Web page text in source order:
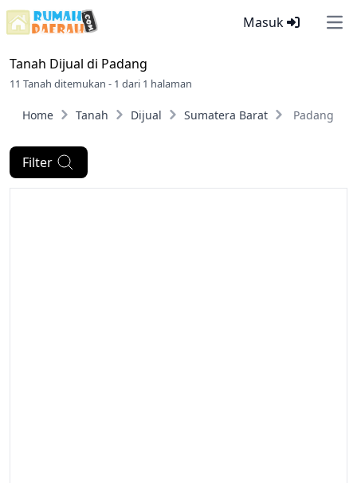
Masuk
Tanah Dijual di Padang
11 Tanah ditemukan - 1 dari 1 halaman
Home Tanah Dijual Sumatera Barat Padang
Filter